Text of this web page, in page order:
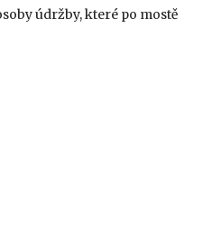
údržby, které po mostě